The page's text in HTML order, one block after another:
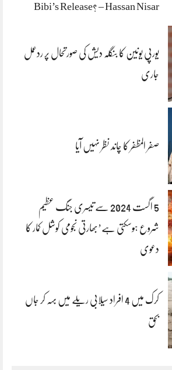
Bibi’s Release? – Hassan Nisar
یورپی یونین کا بنگلہ دیش کی صورتحال پر ردعمل
جاری
صفر المظفر کا چاند نظر نہیں آیا
5 اگست 2024 سے تیسری جنگ عظیم
شروع ہوسکتی ہے’بھارتی نجومی کوشل کمار کا
دعوی
کرک میں 4 افراد سیلابی ریلے میں بہہ کر جاں
بحق